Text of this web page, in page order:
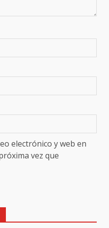
electrónico y web en
vez que